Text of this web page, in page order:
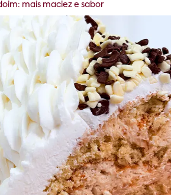
mais maciez e sabor